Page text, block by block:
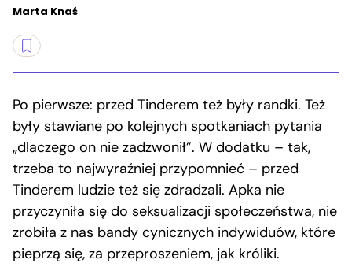
Marta Knaś
Po pierwsze: przed Tinderem też były randki. Też
były stawiane po kolejnych spotkaniach pytania
„dlaczego on nie zadzwonił”. W dodatku – tak,
trzeba to najwyraźniej przypomnieć – przed
Tinderem ludzie też się zdradzali. Apka nie
przyczyniła się do seksualizacji społeczeństwa, nie
zrobiła z nas bandy cynicznych indywiduów, które
pieprzą się, za przeproszeniem, jak króliki.